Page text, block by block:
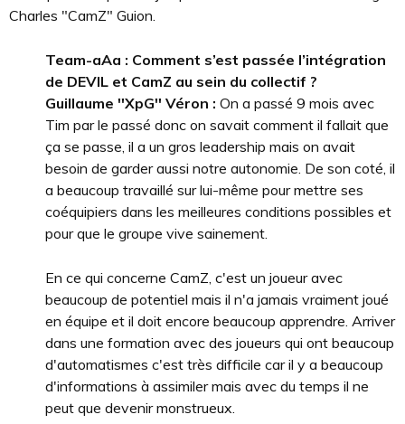
Charles "CamZ" Guion.
Team-aAa : Comment s’est passée l’intégration
de DEVIL et CamZ au sein du collectif ?
Guillaume ''XpG'' Véron : On a passé 9 mois avec
Tim par le passé donc on savait comment il fallait que
ça se passe, il a un gros leadership mais on avait
besoin de garder aussi notre autonomie. De son coté, il
a beaucoup travaillé sur lui-même pour mettre ses
coéquipiers dans les meilleures conditions possibles et
pour que le groupe vive sainement.
En ce qui concerne CamZ, c'est un joueur avec
beaucoup de potentiel mais il n'a jamais vraiment joué
en équipe et il doit encore beaucoup apprendre. Arriver
dans une formation avec des joueurs qui ont beaucoup
d'automatismes c'est très difficile car il y a beaucoup
d'informations à assimiler mais avec du temps il ne
peut que devenir monstrueux.